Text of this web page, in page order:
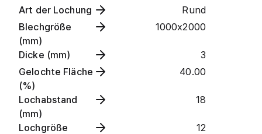
Art der Lochung
Rund
Blechgröße
(mm)
1000x2000
Dicke (mm)
3
Gelochte Fläche
(%)
40.00
Lochabstand
(mm)
18
Lochgröße
12